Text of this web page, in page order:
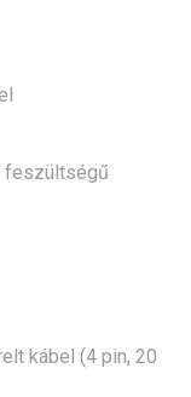
feszültségű
kábel (4 pin, 20